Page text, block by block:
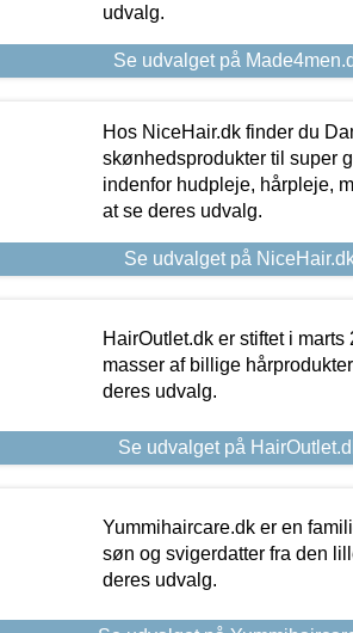
udvalg.
Se udvalget på
Hos NiceHair.dk finder du
skønhedsprodukter til super
indenfor hudpleje, hårpleje,
at se deres udvalg.
Se udvalget på
HairOutlet.dk er stiftet i
masser af billige
deres udvalg.
Se udvalget på
Yummihaircare.dk er en
søn og svigerdatter fra den
deres udvalg.